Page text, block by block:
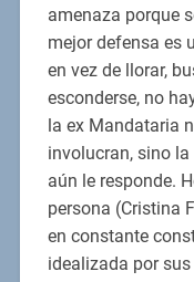
amenaza porque
mejor defensa es
en vez de llorar,
esconderse, no
la ex Mandataria
involucran, sino
aún le responde.
persona (Cristina
en constante
idealizada por